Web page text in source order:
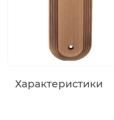
Характеристики